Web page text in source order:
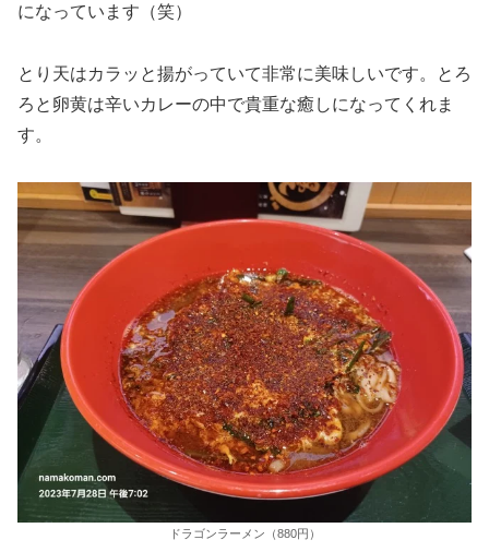
になっています（笑）
とり天はカラッと揚がっていて非常に美味しいです。とろ
ろと卵黄は辛いカレーの中で貴重な癒しになってくれま
す。
ドラゴンラーメン（880円）